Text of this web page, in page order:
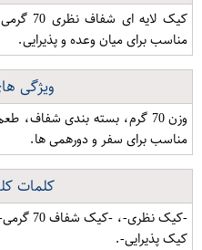
کیک
مناسب برای میان وعده و پذیرایی.
ویژگی
وزن 70 گرم، بسته بندی
مناسب برای سفر و دورهمی ها.
کلمات
-کیک
کیک پذیرایی-.